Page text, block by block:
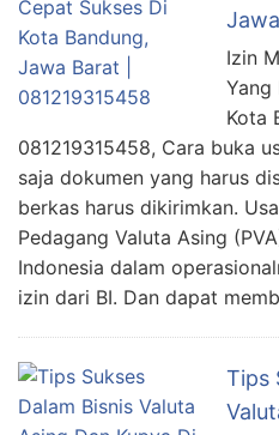
Izin
Yang
Kota
081219315458, Cara buka
saja dokumen yang harus
berkas harus dikirimkan.
Pedagang Valuta Asing
Indonesia dalam
izin dari BI. Dan dapat
Tips